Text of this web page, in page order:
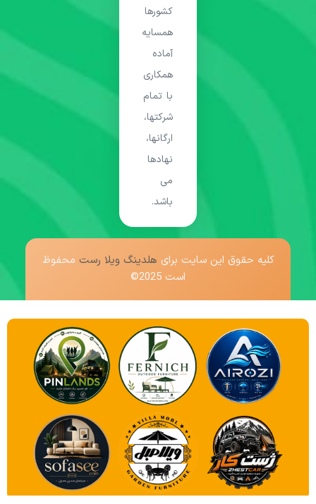
کشورها
همسایه
آماده
همکاری
با تمام
شرکتها،
ارگانها،
نهادها
می
باشد.
کلیه حقوق این سایت برای هلدینگ ویلا رست محفوظ
است 2025©